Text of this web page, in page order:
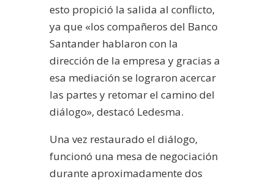
esto propició la salida al conflicto,
ya que «los compañeros del Banco
Santander hablaron con la
dirección de la empresa y gracias a
esa mediación se lograron acercar
las partes y retomar el camino del
diálogo», destacó Ledesma.
Una vez restaurado el diálogo,
funcionó una mesa de negociación
durante aproximadamente dos